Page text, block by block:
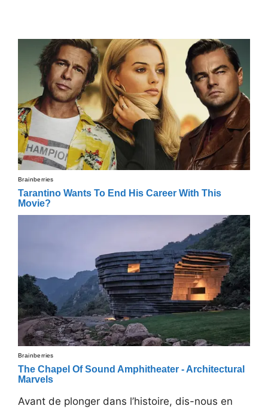
Avant de plonger dans l’histoire, dis-nous en